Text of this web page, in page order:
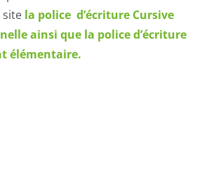
la police d’écriture Cursive
ainsi que la police d’écriture
élémentaire.